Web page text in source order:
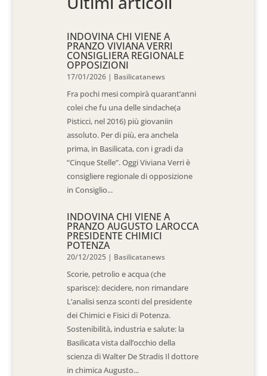
INDOVINA CHI VIENE A
PRANZO VIVIANA VERRI
CONSIGLIERA REGIONALE
OPPOSIZIONI
17/01/2026 | Basilicatanews
Fra pochi mesi compirà quarant’anni
colei che fu una delle sindache(a
Pisticci, nel 2016) più giovaniin
assoluto. Per di più, era anchela
prima, in Basilicata, con i gradi da
“Cinque Stelle”. Oggi Viviana Verri è
consigliere regionale di opposizione
in Consiglio...
INDOVINA CHI VIENE A
PRANZO AUGUSTO LAROCCA
PRESIDENTE CHIMICI
POTENZA
20/12/2025 | Basilicatanews
Scorie, petrolio e acqua (che
sparisce): decidere, non rimandare
L’analisi senza sconti del presidente
dei Chimici e Fisici di Potenza.
Sostenibilità, industria e salute: la
Basilicata vista dall’occhio della
scienza di Walter De Stradis Il dottore
in chimica Augusto...